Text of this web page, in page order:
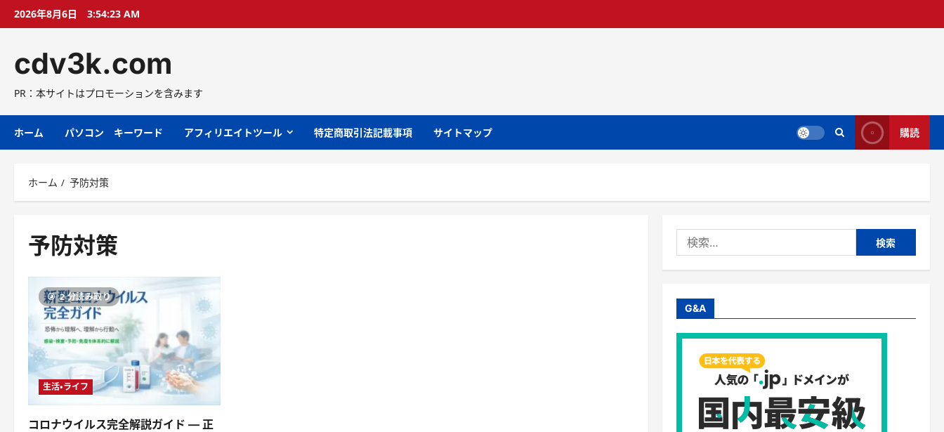
プ
2026年8月6日 3:54:24 AM
cdv3k.com
PR：本サイトはプロモーションを含みます
ホーム パソコン キーワード アフィリエイトツール 特定商取引法記載事項 サイトマップ 購読
ホーム 予防対策
予防対策
2 分読み取り
生活・ライフ
コロナウイルス完全解説ガイド ― 正
索:
G&A